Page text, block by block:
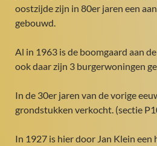
oostzijde zijn in 80er jaren een
gebouwd.
Al in 1963 is de boomgaard aan
ook daar zijn 3 burgerwoningen
In de 30er jaren van de vorige
grondstukken verkocht. (sectie
In 1927 is hier door Jan Klein een